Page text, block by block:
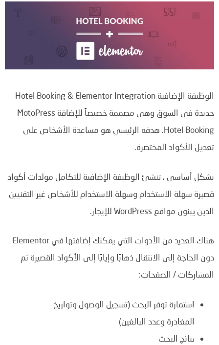
الوظيفة الإضافية Hotel Booking & Elementor Integration
جديدة في السوق وهي مصممة خصيصاً للإضافة MotoPress
Hotel Booking. هدفه الرئيسي هو مساعدة الأشخاص على
تعديل الأكواد المختصرة.
بشكل أساسي ، تنشئ الوظيفة الإضافية للتكامل مولدات أكواد
قصيرة سهلة الاستخدام وسهلة الاستخدام للأشخاص غير التقنيين
الذين يبنون مواقع WordPress للإيجار.
هناك العديد من الأدوات التي يمكنك إضافتها في Elementor
دون الحاجة إلى الانتقال ذهابًا وإيابًا إلى الأكواد القصيرة ثم
المشاركات / الصفحات:
استمارة توفر البحث (تسجيل الوصول وتواريخ
المغادرة وعدد البالغين)
نتائج البحث